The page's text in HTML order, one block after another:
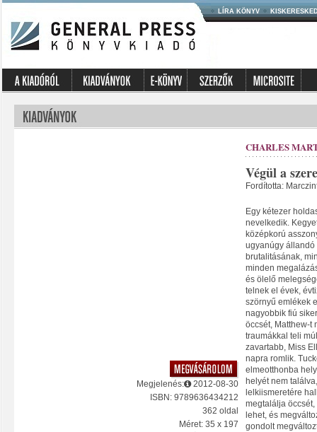
LÍRA KÖNYV
Megjelenés:
2012-08-30
ISBN: 9789636434212
362 oldal
Méret: 35 x 197
CHARLES
Végül a
Fordította:
Egy kétezer
nevelkedik.
középkorú
ugyanúgy
brutalitásának,
minden
és ölelő
telnek el évek,
szörnyű emlékek
nagyobbik fiú
öccsét, Matthew-t
traumákkal teli
zavartabb, Miss
napra romlik.
elmeotthonba
helyét nem
lelkiismeretére
megtalálja
lehet, és
gondolt